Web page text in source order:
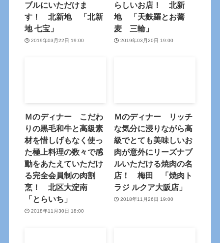
ブルにいただけま
す！ 北新地 「北新
地 七宝」
2019年03月22日 19:00
らしいお店！ 北新
地 「天麩羅とお蕎
麦 三輪」
2019年03月20日 19:00
Ｍのディナー こだわ
りの黒毛和牛と高級素
材を惜しげもなく使っ
た極上料理の数々で感
動をあたえていただけ
る完全会員制の肉割
烹！ 北区大淀南
「とらいち」
2018年11月30日 18:00
Ｍのディナー リッチ
な気分に浸りながら高
級でとても美味しいお
肉が意外にリーズナブ
ルいただける焼肉の名
店！ 梅田 「焼肉ト
ラジ ルクア大阪店」
2018年11月26日 19:00